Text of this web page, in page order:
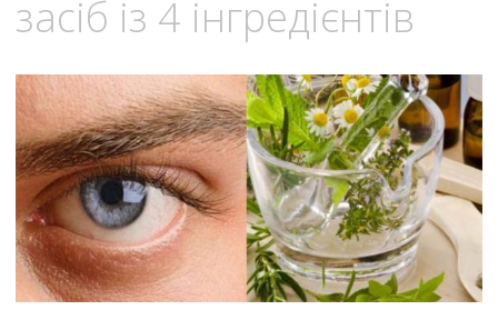
засіб із 4 інгредієнтів